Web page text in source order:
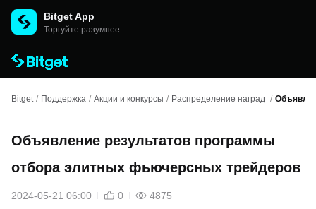
Bitget App
Торгуйте разумнее
Bitget / Поддержка / Акции и конкурсы / Распределение наград /
Объявление результатов программы
отбора элитных фьючерсных трейдеров
2024-05-21 06:00 0 4875